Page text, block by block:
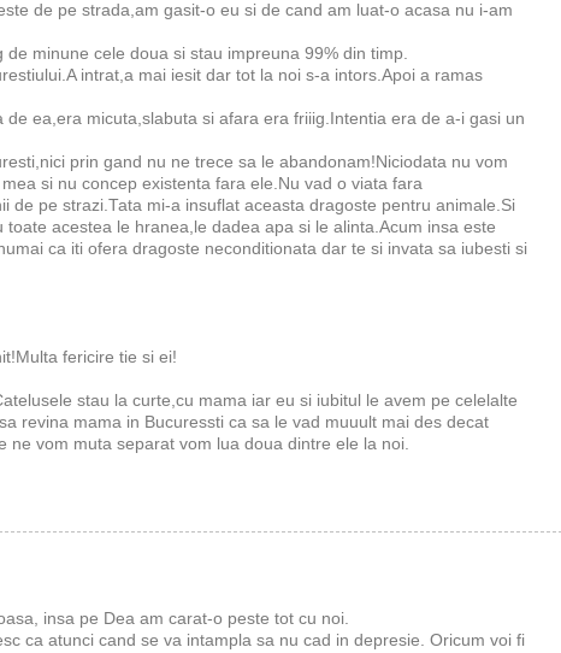
de pe strada,am gasit-o eu si de cand am luat-o acasa nu i-am
minune cele doua si stau impreuna 99% din timp.
intrat,a mai iesit dar tot la noi s-a intors.Apoi a ramas
ea,era micuta,slabuta si afara era friiig.Intentia era de a-i gasi un
prin gand nu ne trece sa le abandonam!Niciodata nu vom
si nu concep existenta fara ele.Nu vad o viata fara
pe strazi.Tata mi-a insuflat aceasta dragoste pentru animale.Si
acestea le hranea,le dadea apa si le alinta.Acum insa este
ca iti ofera dragoste neconditionata dar te si invata sa iubesti si
fericire tie si ei!
stau la curte,cu mama iar eu si iubitul le avem pe celelalte
revina mama in Bucuressti ca sa le vad muuult mai des decat
vom muta separat vom lua doua dintre ele la noi.
insa pe Dea am carat-o peste tot cu noi.
ca atunci cand se va intampla sa nu cad in depresie. Oricum voi fi